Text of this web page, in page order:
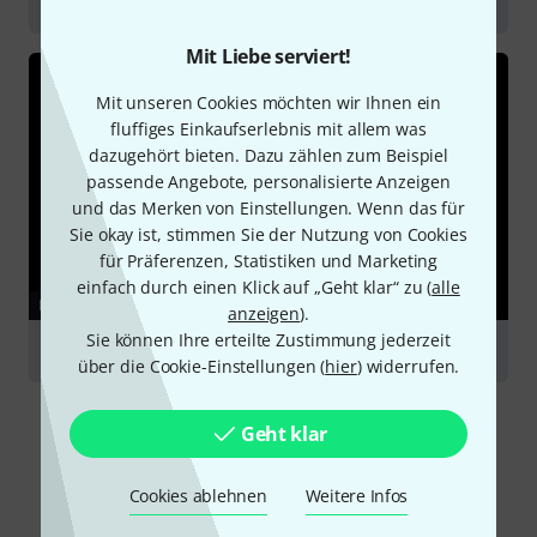
Mit Liebe serviert!
Mit unseren Cookies möchten wir Ihnen ein
fluffiges Einkaufserlebnis mit allem was
dazugehört bieten. Dazu zählen zum Beispiel
passende Angebote, personalisierte Anzeigen
und das Merken von Einstellungen. Wenn das für
Sie okay ist, stimmen Sie der Nutzung von Cookies
für Präferenzen, Statistiken und Marketing
einfach durch einen Klick auf „Geht klar“ zu (alle
anzeigen).
Sie können Ihre erteilte Zustimmung jederzeit
über die Cookie-Einstellungen (hier) widerrufen.
Geht klar
Cookies ablehnen Weitere Infos
RATGEBER
Klarinetten
Alternativen vergleichen